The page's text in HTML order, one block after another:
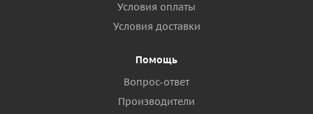
Условия оплаты
Условия доставки
Помощь
Вопрос-ответ
Производители